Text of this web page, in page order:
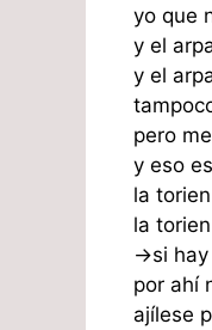
yo que
y el
y el
pero
y eso
la
la
->si
por ahí
ajílese